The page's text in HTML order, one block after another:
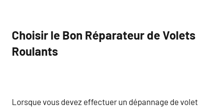
Choisir le Bon Réparateur de Volets
Roulants
Lorsque vous devez effectuer un dépannage de volet